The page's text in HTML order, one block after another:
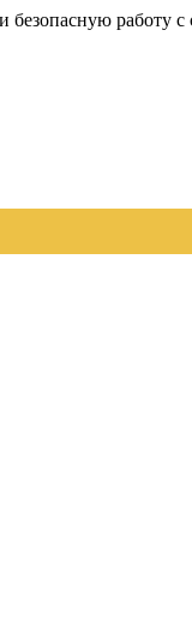
безопасную работу